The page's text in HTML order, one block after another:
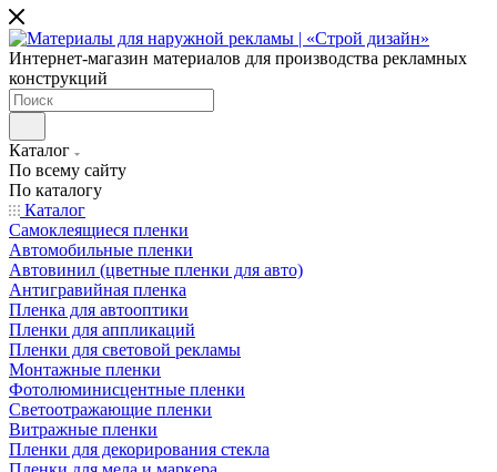
Интернет-магазин материалов для производства рекламных
конструкций
Каталог
По всему сайту
По каталогу
Каталог
Самоклеящиеся пленки
Автомобильные пленки
Автовинил (цветные пленки для авто)
Антигравийная пленка
Пленка для автооптики
Пленки для аппликаций
Пленки для световой рекламы
Монтажные пленки
Фотолюминисцентные пленки
Светоотражающие пленки
Витражные пленки
Пленки для декорирования стекла